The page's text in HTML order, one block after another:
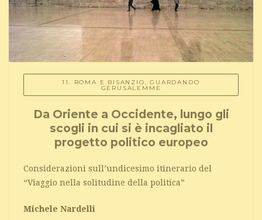
11. ROMA E BISANZIO, GUARDANDO
GERUSALEMME
Da Oriente a Occidente, lungo gli
scogli in cui si è incagliato il
progetto politico europeo
Considerazioni sull’undicesimo itinerario del
“Viaggio nella solitudine della politica”
Michele Nardelli